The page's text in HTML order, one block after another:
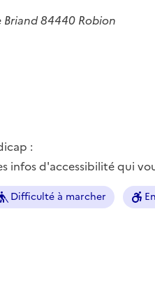
Briand 84440 Robion
:
infos d'accessibilité qui
Difficulté à marcher